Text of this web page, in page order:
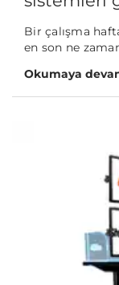
Bir çalışma
en son ne
Okumaya